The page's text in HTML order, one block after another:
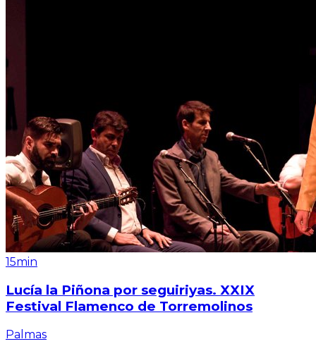
15min
Lucía la Piñona por seguiriyas. XXIX
Festival Flamenco de Torremolinos
Palmas